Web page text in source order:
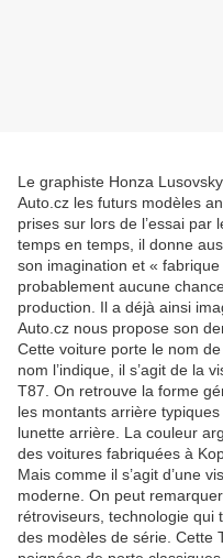
Le graphiste Honza
Auto.cz les futurs modèles
prises sur lors de l’essai
temps en temps, il donne
son imagination et «
probablement aucune
production. Il a déjà ainsi
Auto.cz nous propose son
Cette voiture porte le nom
nom l’indique, il s’agit de la
T87. On retrouve la forme
les montants arrière
lunette arrière. La couleur
des voitures fabriquées à
Mais comme il s’agit d’une
moderne. On peut
rétroviseurs, technologie qui
des modèles de série. Cette